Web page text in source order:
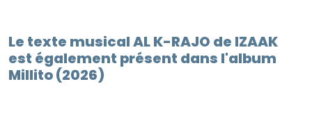
Le texte musical AL K-RAJO de IZAAK
est également présent dans l'album
Millito (2026)